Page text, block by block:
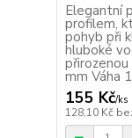
Elegantní
profilem,
pohyb při
hluboké
mm Váha
155 Kč/ks
128,10 Kč